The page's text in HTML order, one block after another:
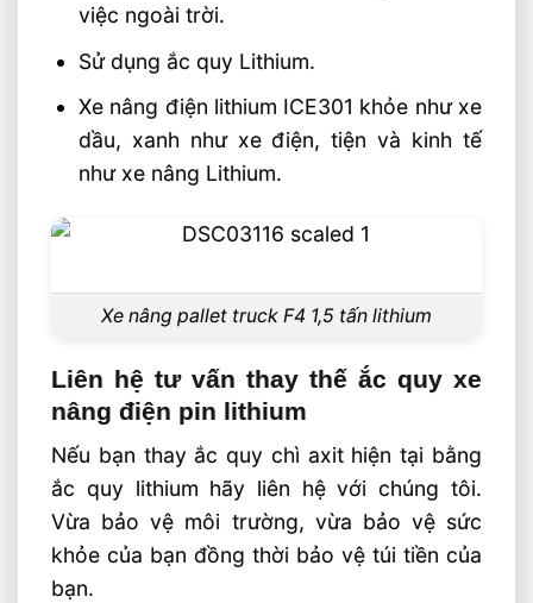
việc ngoài trời.
Sử dụng ắc quy Lithium.
Xe nâng điện lithium ICE301 khỏe như xe
dầu, xanh như xe điện, tiện và kinh tế
như xe nâng Lithium.
Xe nâng pallet truck F4 1,5 tấn lithium
Liên hệ tư vấn thay thế ắc quy xe
nâng điện pin lithium
Nếu bạn thay ắc quy chì axit hiện tại bằng
ắc quy lithium hãy liên hệ với chúng tôi.
Vừa bảo vệ môi trường, vừa bảo vệ sức
khỏe của bạn đồng thời bảo vệ túi tiền của
bạn.